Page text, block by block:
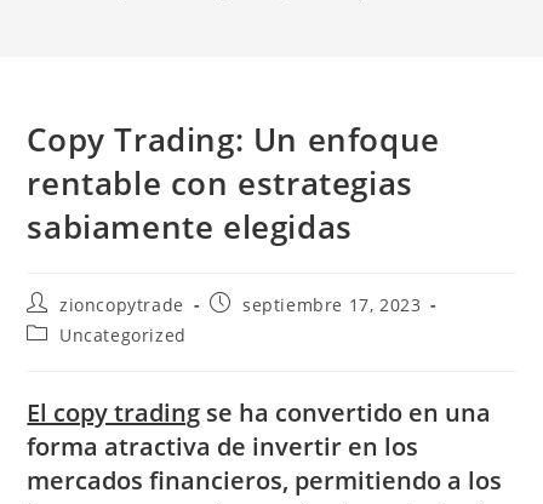
Copy Trading: Un enfoque
rentable con estrategias
sabiamente elegidas
Autor
de
la
zioncopytrade
Publicación
septiembre 17, 2023
Categoría
entrada:
Uncategorized
El copy trading se ha convertido en una
forma atractiva de invertir en los
mercados financieros, permitiendo a los